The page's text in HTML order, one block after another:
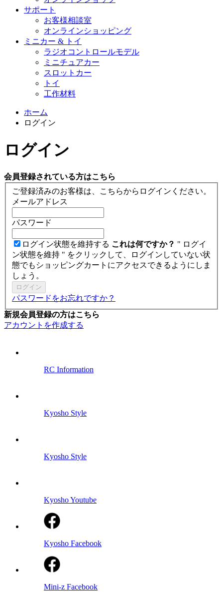
サポート
お客様相談室
オンラインショッピング
ミニカー & トイ
ラジオコントロールモデル
ミニチュアカー
スロットカー
トイ
工作材料
ホーム
ログイン
ログイン
会員登録されている方はこちら
ご登録済みのお客様は、こちらからログインください。
メールアドレス
パスワード
ログイン状態を維持する これは何ですか？ " ログイ
ン状態を維持 " をクリックして、ログインしていない状
態でもショッピングカートにアクセスできるようにしま
しょう。
ログイン
パスワードをお忘れですか？
新規会員登録の方はこちら
アカウントを作成する
RC Information
Kyosho Style
Kyosho Style
Kyosho Youtube
Kyosho Facebook
Mini-z Facebook